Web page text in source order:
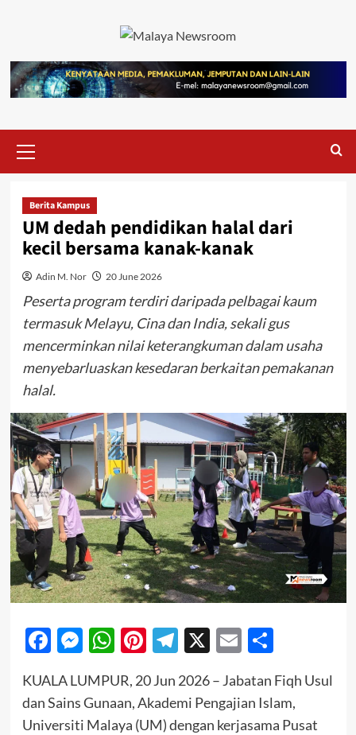
Berita Kampus
UM dedah pendidikan halal dari
kecil bersama kanak-kanak
Adin M. Nor 20 June 2026
Peserta program terdiri daripada pelbagai kaum
termasuk Melayu, Cina dan India, sekali gus
mencerminkan nilai keterangkuman dalam usaha
menyebarluaskan kesedaran berkaitan pemakanan
halal.
Facebook
Messenger
WhatsApp
Pinterest
Telegram
X EmailShare
KUALA LUMPUR, 20 Jun 2026 – Jabatan Fiqh Usul
dan Sains Gunaan, Akademi Pengajian Islam,
Universiti Malaya (UM) dengan kerjasama Pusat